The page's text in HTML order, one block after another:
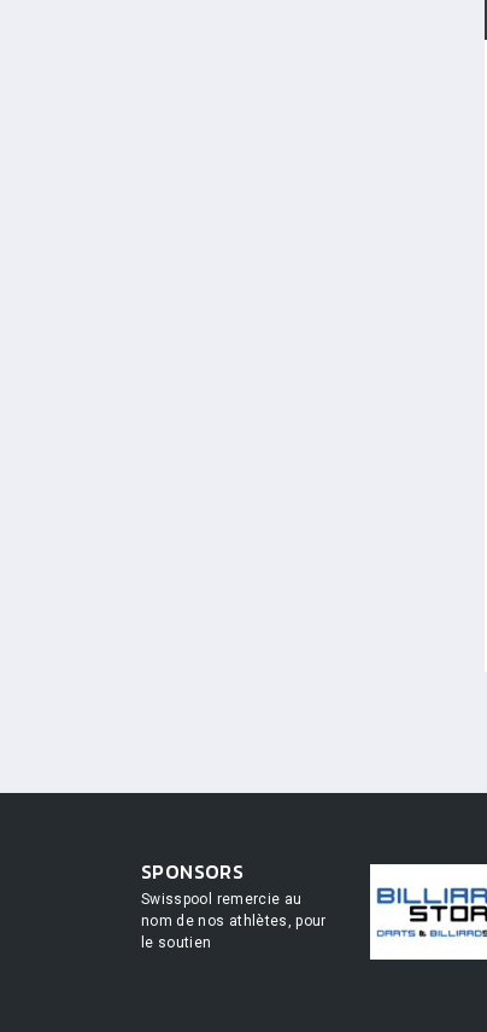
SPONSORS
Swisspool remercie au
nom de nos athlètes, pour
le soutien